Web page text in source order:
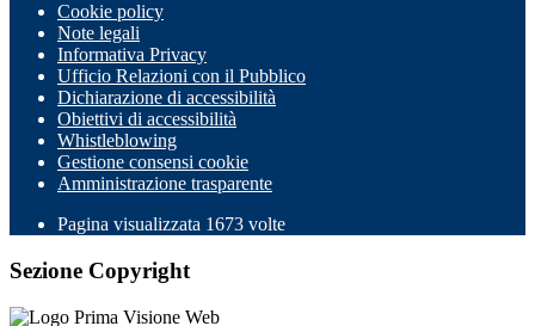
Cookie policy
Note legali
Informativa Privacy
Ufficio Relazioni con il Pubblico
Dichiarazione di accessibilità
Obiettivi di accessibilità
Whistleblowing
Gestione consensi cookie
Amministrazione trasparente
Pagina visualizzata 1673 volte
Sezione Copyright